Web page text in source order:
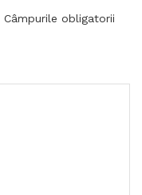
Câmpurile obligatorii